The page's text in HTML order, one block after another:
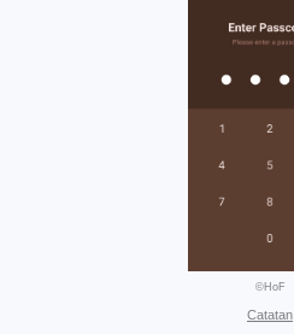
©HoF
Catatan